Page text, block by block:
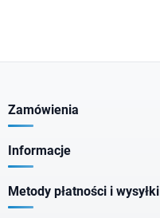
Zamówienia
Informacje
Metody płatności i wysyłki